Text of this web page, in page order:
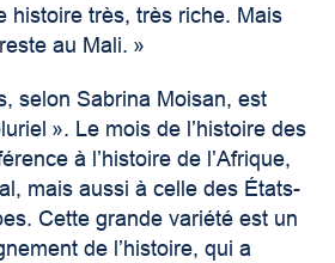
histoire très, très riche. Mais
au Mali. »
selon Sabrina Moisan, est
». Le mois de l’histoire des
à l’histoire de l’Afrique,
mais aussi à celle des États-
Cette grande variété est un
de l’histoire, qui a